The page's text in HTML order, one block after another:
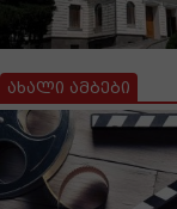
ახალი ამბები